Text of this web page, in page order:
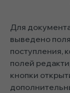
Для
выведено
поступления,
полей
кнопки